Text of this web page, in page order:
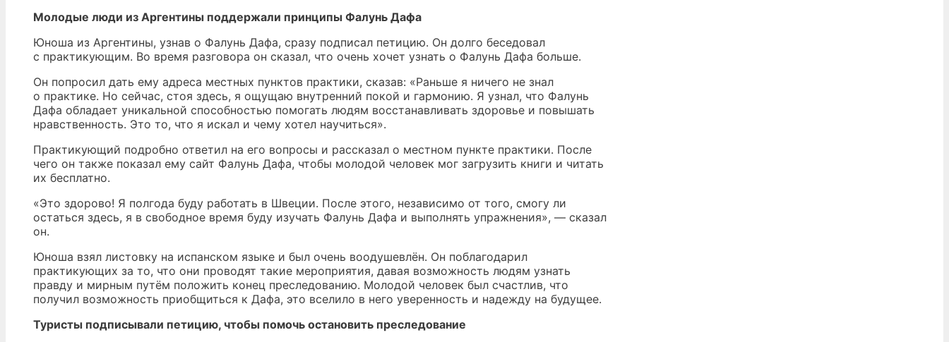
Молодые люди из Аргентины поддержали принципы Фалунь Дафа
Юноша из Аргентины, узнав о Фалунь Дафа, сразу подписал петицию. Он долго беседовал
с практикующим. Во время разговора он сказал, что очень хочет узнать о Фалунь Дафа больше.
Он попросил дать ему адреса местных пунктов практики, сказав: «Раньше я ничего не знал
о практике. Но сейчас, стоя здесь, я ощущаю внутренний покой и гармонию. Я узнал, что Фалунь
Дафа обладает уникальной способностью помогать людям восстанавливать здоровье и повышать
нравственность. Это то, что я искал и чему хотел научиться».
Практикующий подробно ответил на его вопросы и рассказал о местном пункте практики. После
чего он также показал ему сайт Фалунь Дафа, чтобы молодой человек мог загрузить книги и читать
их бесплатно.
«Это здорово! Я полгода буду работать в Швеции. После этого, независимо от того, смогу ли
остаться здесь, я в свободное время буду изучать Фалунь Дафа и выполнять упражнения», — сказал
он.
Юноша взял листовку на испанском языке и был очень воодушевлён. Он поблагодарил
практикующих за то, что они проводят такие мероприятия, давая возможность людям узнать
правду и мирным путём положить конец преследованию. Молодой человек был счастлив, что
получил возможность приобщиться к Дафа, это вселило в него уверенность и надежду на будущее.
Туристы подписывали петицию, чтобы помочь остановить преследование